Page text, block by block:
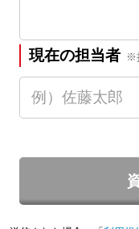
現在の担当者 ※